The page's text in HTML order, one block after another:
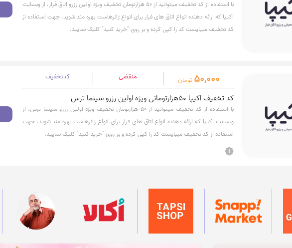
با استفاده از کد تخفیف میتوانید از 50 هزارتومان تخفیف ویژه اولین رزرو اتاق فرار، از وبسایت
اکیپا که ارائه دهنده انواع اتاق های فرار برای انواع ژانرهاست بهره مند شوید. جهت استفاده از
کد تخفیف میبایست کد را کپی کرده و بر روی "خرید کنید" کلیک نمایید.
كد تخفيف اکیپا 50هزارتومانی ویژه اولین رزرو سینما ترس
با استفاده از کد تخفیف میتوانید از 50 هزارتومان تخفیف ویژه اولین رزرو سینما ترس، از
وبسایت اکیپا که ارائه دهنده انواع اتاق های فرار برای انواع ژانرهاست بهره مند شوید. جهت
استفاده از کد تخفیف میبایست کد را کپی کرده و بر روی "خرید کنید" کلیک نمایید.
50,000 تومان منقضی کدتخفیف